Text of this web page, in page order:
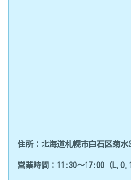
住所：北海道札幌市白石区菊水
営業時間：11:30～17:00（